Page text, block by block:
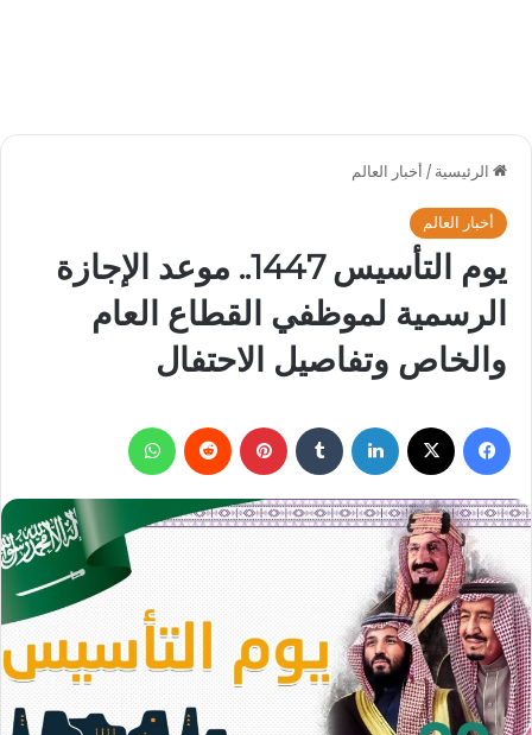
الرئيسية / أخبار العالم
أخبار العالم
يوم التأسيس 1447.. موعد الإجازة
الرسمية لموظفي القطاع العام
والخاص وتفاصيل الاحتفال
فيسبوك لينكدإن بينتيريست